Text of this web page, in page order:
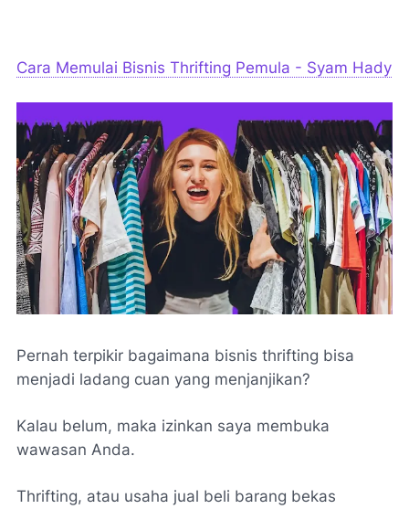
Cara Memulai Bisnis Thrifting Pemula - Syam Hady
Pernah terpikir bagaimana bisnis thrifting bisa
menjadi ladang cuan yang menjanjikan?
Kalau belum, maka izinkan saya membuka
wawasan Anda.
Thrifting, atau usaha jual beli barang bekas